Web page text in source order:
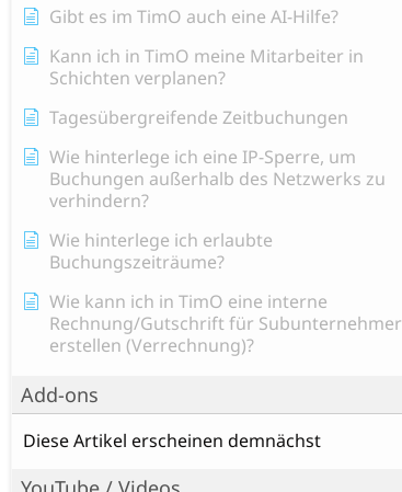
Gibt es im TimO auch eine AI-Hilfe?
Kann ich in TimO meine Mitarbeiter in
Schichten verplanen?
Tagesübergreifende Zeitbuchungen
Wie hinterlege ich eine IP-Sperre, um
Buchungen außerhalb des Netzwerks zu
verhindern?
Wie hinterlege ich erlaubte
Buchungszeiträume?
Wie kann ich in TimO eine interne
Rechnung/Gutschrift für Subunternehmer
erstellen (Verrechnung)?
Add-ons
Diese Artikel erscheinen demnächst